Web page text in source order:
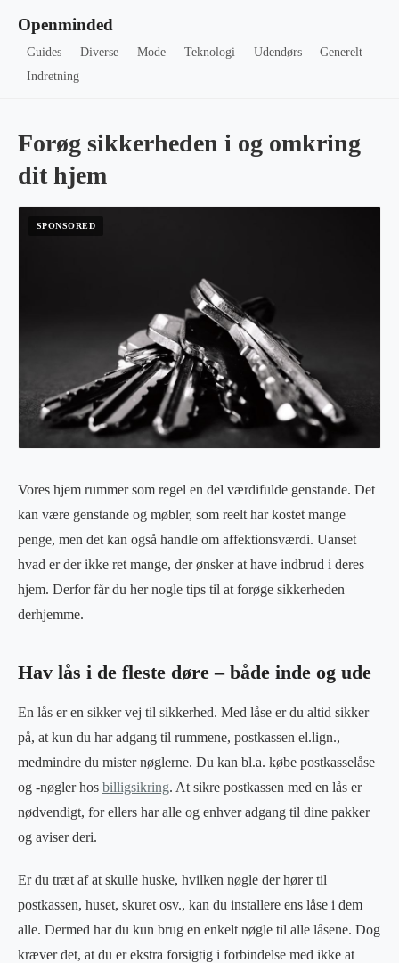
Openminded
Guides Diverse Mode Teknologi Udendørs
Generelt
Indretning
Forøg sikkerheden i og omkring
dit hjem
Vores hjem rummer som regel en del værdifulde genstande. Det
kan være genstande og møbler, som reelt har kostet mange
penge, men det kan også handle om affektionsværdi. Uanset
hvad er der ikke ret mange, der ønsker at have indbrud i deres
hjem. Derfor får du her nogle tips til at forøge sikkerheden
derhjemme.
Hav lås i de fleste døre – både inde og ude
En lås er en sikker vej til sikkerhed. Med låse er du altid sikker
på, at kun du har adgang til rummene, postkassen el.lign.,
medmindre du mister nøglerne. Du kan bl.a. købe postkasselåse
og -nøgler hos billigsikring. At sikre postkassen med en lås er
nødvendigt, for ellers har alle og enhver adgang til dine pakker
og aviser deri.
Er du træt af at skulle huske, hvilken nøgle der hører til
postkassen, huset, skuret osv., kan du installere ens låse i dem
alle. Dermed har du kun brug en enkelt nøgle til alle låsene. Dog
kræver det, at du er ekstra forsigtig i forbindelse med ikke at